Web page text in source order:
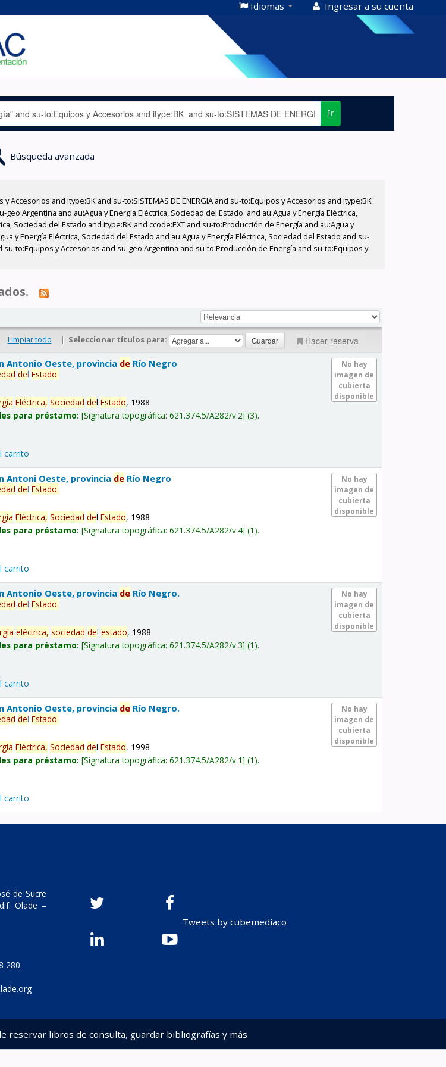
Idiomas Ingresar a su cuenta
Ir
Búsqueda avanzada
and itype:BK and su-to:SISTEMAS DE ENERGIA and su-to:Equipos y Accesorios and itype:BK
and au:Agua y Energía Eléctrica, Sociedad del Estado. and au:Agua y Energía Eléctrica,
Sociedad del Estado and itype:BK and ccode:EXT and su-to:Producción de Energía and au:Agua y
y Energía Eléctrica, Sociedad del Estado and au:Agua y Energía Eléctrica, Sociedad del Estado and su-
to:Equipos y Accesorios and su-geo:Argentina and su-to:Producción de Energía and su-to:Equipos y
Limpiar todo | Seleccionar títulos para: Hacer reserva
No hay
imagen de
cubierta
disponible
Antonio Oeste, provincia de Río Negro
delEstado.
Eléctrica, Sociedad delEstado, 1988
para préstamo: Signatura topográfica:621.374.5/A282/v.2 (3).
carrito
No hay
imagen de
cubierta
disponible
Antoni Oeste, provincia de Río Negro
delEstado.
Eléctrica, Sociedad delEstado, 1988
para préstamo: Signatura topográfica:621.374.5/A282/v.4 (1).
carrito
No hay
imagen de
cubierta
disponible
Antonio Oeste, provincia de Río Negro.
delEstado.
eléctrica, sociedad delestado, 1988
para préstamo: Signatura topográfica:621.374.5/A282/v.3 (1).
carrito
No hay
imagen de
cubierta
disponible
Antonio Oeste, provincia de Río Negro.
delEstado.
Eléctrica, Sociedad delEstado, 1998
para préstamo: Signatura topográfica:621.374.5/A282/v.1 (1).
carrito
de Sucre
Olade –
280
Tweets by cubemediaco
reservar libros de consulta, guardar bibliografías y más